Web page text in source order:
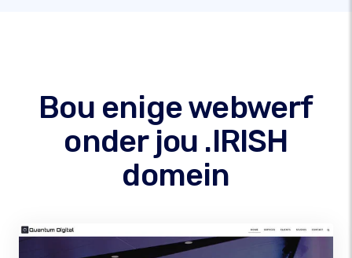
Bou enige webwerf
onder jou .IRISH
domein